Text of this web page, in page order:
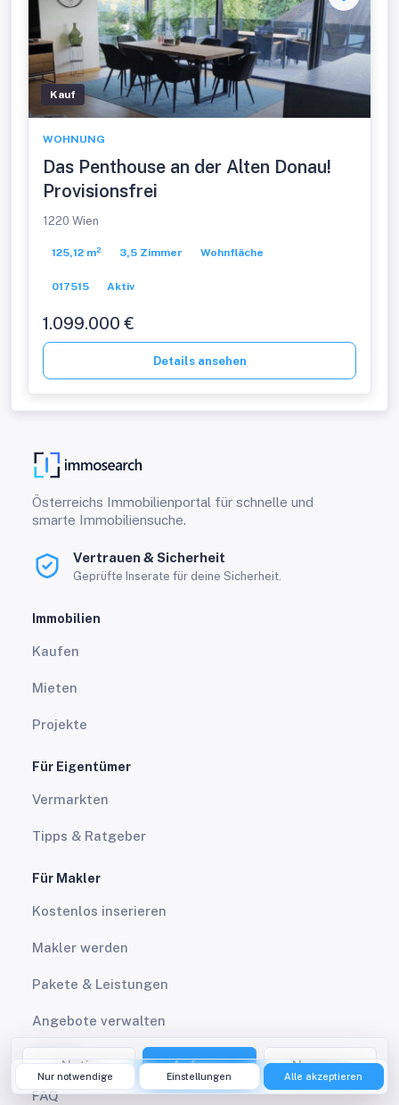
Kauf
WOHNUNG
Das Penthouse an der Alten Donau!
Provisionsfrei
1220 Wien
125,12 m² 3,5 Zimmer Wohnfläche
017515 Aktiv
1.099.000 €
Details ansehen
Notiz Anfrage Nummer
Österreichs Immobilienportal für schnelle und
smarte Immobiliensuche.
Vertrauen & Sicherheit
Geprüfte Inserate für deine Sicherheit.
Immobilien
Kaufen
Mieten
Projekte
Für Eigentümer
Vermarkten
Tipps & Ratgeber
Für Makler
Kostenlos inserieren
Makler werden
Pakete & Leistungen
Angebote verwalten
Service
FAQ
Nur notwendige Einstellungen Alle akzeptieren